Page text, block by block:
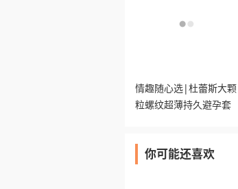
情趣随心选|杜蕾斯大颗
粒螺纹超薄持久避孕套
你可能还喜欢